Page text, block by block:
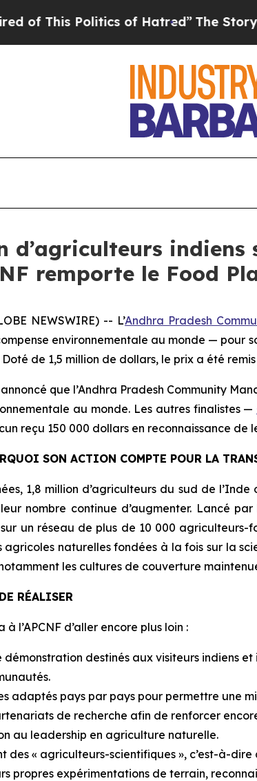
Politics of Hatred” The Story Behind
d’agriculteurs
remporte le Food
NEWSWIRE) -- L’Andhra Pradesh
environnementale au monde — pour
de 1,5 million de dollars, le prix a été
que l’Andhra Pradesh Community
au monde. Les autres finalistes—
reçu 150 000 dollars en reconnaissance de
SON ACTION COMPTE POUR LA
1,8 million d’agriculteurs du sud de
nombre continue d’augmenter. Lancé
un réseau de plus de 10 000
naturelles fondées à la fois sur la
les cultures de couverture
RÉALISER
l’APCNF d’aller encore plus loin :
destinés aux visiteurs indiens
adaptés pays par pays pour permettre une
de recherche afin de renforcer
au leadership en agriculture naturelle.
des « agriculteurs-scientifiques », c’est-à-
propres expérimentations de terrain,